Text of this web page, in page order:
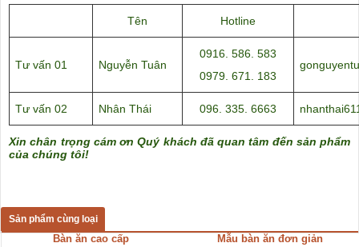
Tên Hotline
Tư vấn 01 Nguyễn Tuân
0916. 586. 583
0979. 671. 183
Tư vấn 02 Nhân Thái 096. 335. 6663
Xin chân trọng cám ơn Quý khách đã quan tâm đến sản phẩm
của chúng tôi!
Sản phẩm cùng loại
Bàn ăn cao cấp Mẫu bàn ăn đơn giản